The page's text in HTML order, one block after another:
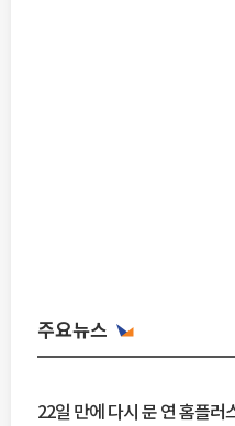
주요뉴스
22일 만에 다시 문 연 홈플